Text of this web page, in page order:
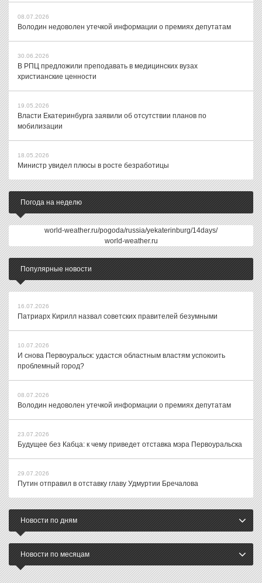
08.07.2026
Володин недоволен утечкой информации о премиях депутатам
30.06.2026
В РПЦ предложили преподавать в медицинских вузах
христианские ценности
19.05.2026
Власти Екатеринбурга заявили об отсутствии планов по
мобилизации
18.05.2026
Министр увидел плюсы в росте безработицы
Погода на неделю
world-weather.ru/pogoda/russia/yekaterinburg/14days/
world-weather.ru
Популярные новости
16.07.2026
Патриарх Кирилл назвал советских правителей безумными
10.07.2026
И снова Первоуральск: удастся областным властям успокоить
проблемный город?
08.07.2026
Володин недоволен утечкой информации о премиях депутатам
23.07.2026
Будущее без Кабца: к чему приведет отставка мэра Первоуральска
29.07.2026
Путин отправил в отставку главу Удмуртии Бречалова
Новости по дням
Новости по месяцам